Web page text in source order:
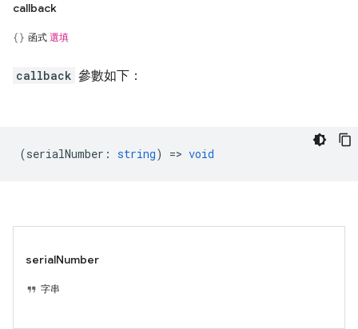
callback
函式 選填
callback 參數如下：
(serialNumber : string) => void
serialNumber
字串